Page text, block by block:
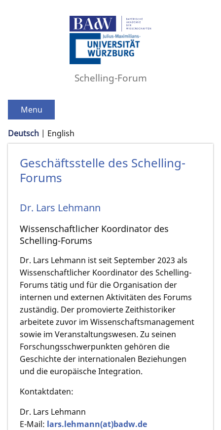
Schelling-Forum
Menu
Deutsch English
Geschäftsstelle des Schelling-
Forums
Dr. Lars Lehmann
Wissenschaftlicher Koordinator des
Schelling-Forums
Dr. Lars Lehmann ist seit September 2023 als
Wissenschaftlicher Koordinator des Schelling-
Forums tätig und für die Organisation der
internen und externen Aktivitäten des Forums
zuständig. Der promovierte Zeithistoriker
arbeitete zuvor im Wissenschaftsmanagement
sowie im Veranstaltungswesen. Zu seinen
Forschungsschwerpunkten gehören die
Geschichte der internationalen Beziehungen
und die europäische Integration.
Kontaktdaten:
Dr. Lars Lehmann
E-Mail: lars.lehmann(at)badw.de